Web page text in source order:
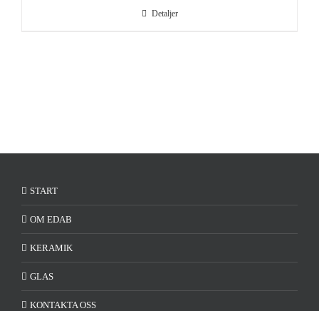
Detaljer
START
OM EDAB
KERAMIK
GLAS
KONTAKTA OSS